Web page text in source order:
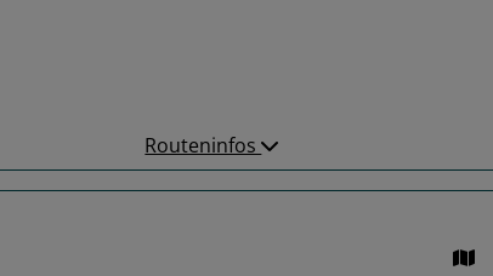
Routeninfos